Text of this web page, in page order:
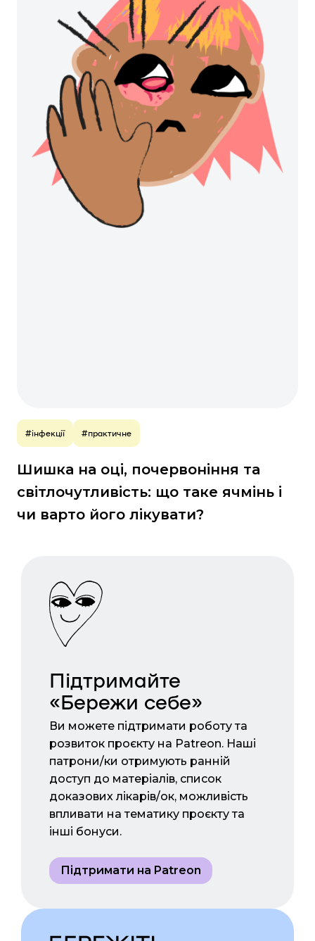
#інфекції #практичне
Шишка на оці, почервоніння та
світлочутливість: що таке ячмінь і
чи варто його лікувати?
Підтримайте
«Бережи себе»
Ви можете підтримати роботу та
розвиток проєкту на Patreon. Наші
патрони/ки отримують ранній
доступ до матеріалів, список
доказових лікарів/ок, можливість
впливати на тематику проєкту та
інші бонуси.
Підтримати на Patreon